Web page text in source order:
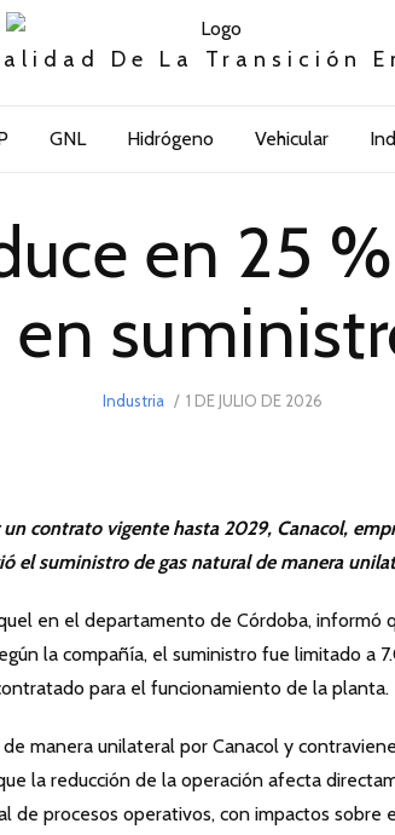
De La Transición
GNL Hidrógeno Vehicular
en 25
Industria
POSTED
1 DE JULIO DE 2026
contrato vigente hasta 2029, Canacol,
el suministro de gas natural de manera
en el departamento de Córdoba, informó
la compañía, el suministro fue limitado a
para el funcionamiento de la planta.
manera unilateral por Canacol y
la reducción de la operación afecta
de procesos operativos, con impactos sobre